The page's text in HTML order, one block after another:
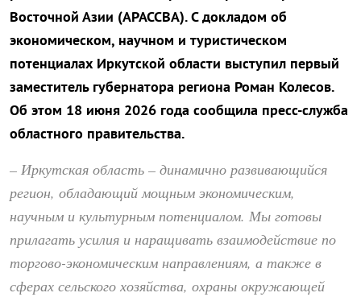
Восточной Азии (АРАССВА). С докладом об
экономическом, научном и туристическом
потенциалах Иркутской области выступил первый
заместитель губернатора региона Роман Колесов.
Об этом 18 июня 2026 года сообщила пресс-служба
областного правительства.
– Иркутская область – динамично развивающийся
регион, обладающий мощным экономическим,
научным и культурным потенциалом. Мы готовы
прилагать усилия и наращивать взаимодействие по
торгово-экономическим направлениям, а также в
сферах сельского хозяйства, охраны окружающей